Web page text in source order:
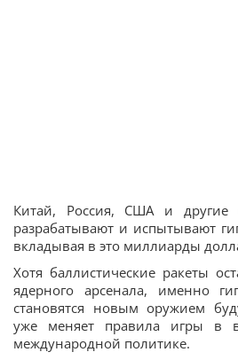
Китай, Россия, США и другие
разрабатывают и испытывают
вкладывая в это миллиарды
Хотя баллистические ракеты
ядерного арсенала, именно
становятся новым оружием
уже меняет правила игры в
международной политике.